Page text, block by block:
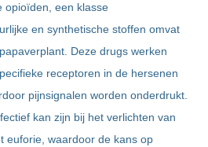
opioïden, een klasse
en synthetische stoffen omvat
Deze drugs werken
receptoren in de hersenen
pijnsignalen worden onderdrukt.
kan zijn bij het verlichten van
euforie, waardoor de kans op